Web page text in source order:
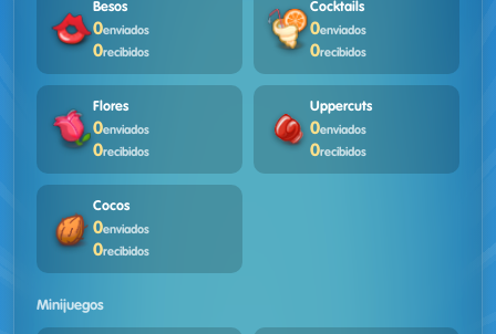
Besos
0enviados
0recibidos
Cocktails
0enviados
0recibidos
Flores
0enviados
0recibidos
Uppercuts
0enviados
0recibidos
Cocos
0enviados
0recibidos
Minijuegos